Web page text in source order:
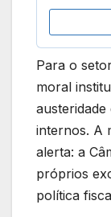
Para o
moral
internos. A
alerta: a
próprios
política